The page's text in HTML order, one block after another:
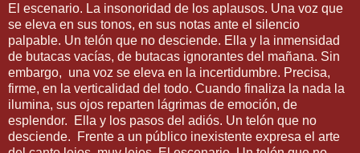
El escenario. La insonoridad de los aplausos. Una voz que
se eleva en sus tonos, en sus notas ante el silencio
palpable. Un telón que no desciende. Ella y la inmensidad
de butacas vacías, de butacas ignorantes del mañana. Sin
embargo, una voz se eleva en la incertidumbre. Precisa,
firme, en la verticalidad del todo. Cuando finaliza la nada la
ilumina, sus ojos reparten lágrimas de emoción, de
esplendor.
Ella y los pasos del adiós. Un telón que no
desciende.
Frente a un público inexistente expresa el arte